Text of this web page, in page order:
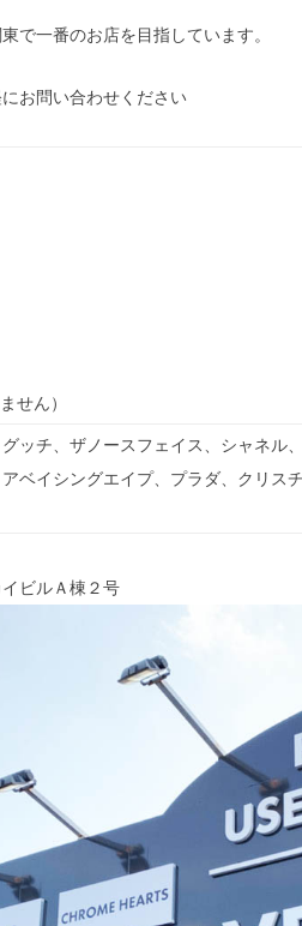
で一番のお店を目指しています。
お問い合わせください
せん）
ッチ、ザノースフェイス、シャネル
ベイシングエイプ、プラダ、クリス
ビルＡ棟２号